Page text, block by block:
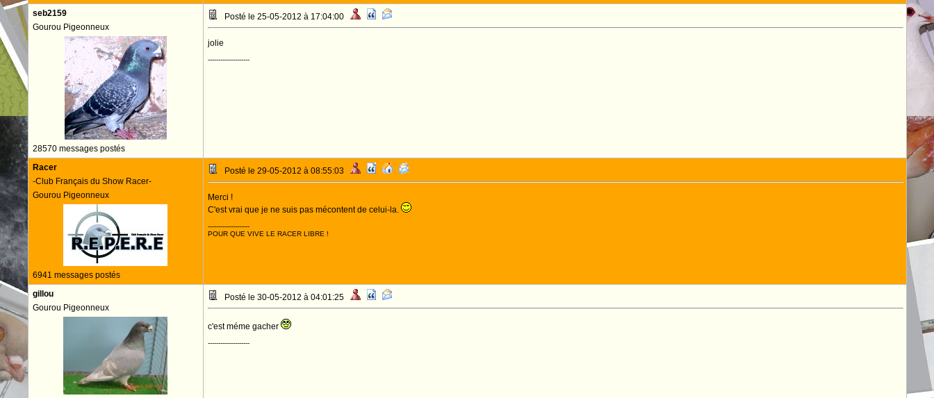
seb2159
Gourou Pigeonneux
28570 messages postés
Posté le 25-05-2012 à 17:04:00
jolie
--------------------
Racer
-Club Français du Show Racer-
Gourou Pigeonneux
6941 messages postés
Posté le 29-05-2012 à 08:55:03
Merci !
C'est vrai que je ne suis pas mécontent de celui-la.
--------------------
POUR QUE VIVE LE RACER LIBRE !
gillou
Gourou Pigeonneux
Posté le 30-05-2012 à 04:01:25
c'est méme gacher
--------------------